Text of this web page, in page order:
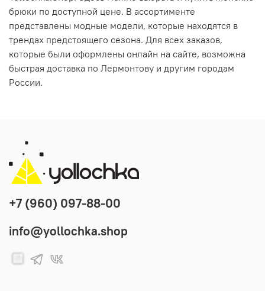
брюки по доступной цене. В ассортименте
представлены модные модели, которые находятся в
трендах предстоящего сезона. Для всех заказов,
которые были оформлены онлайн на сайте, возможна
быстрая доставка по Лермонтову и другим городам
России.
+7 (960) 097-88-00
info@yollochka.shop